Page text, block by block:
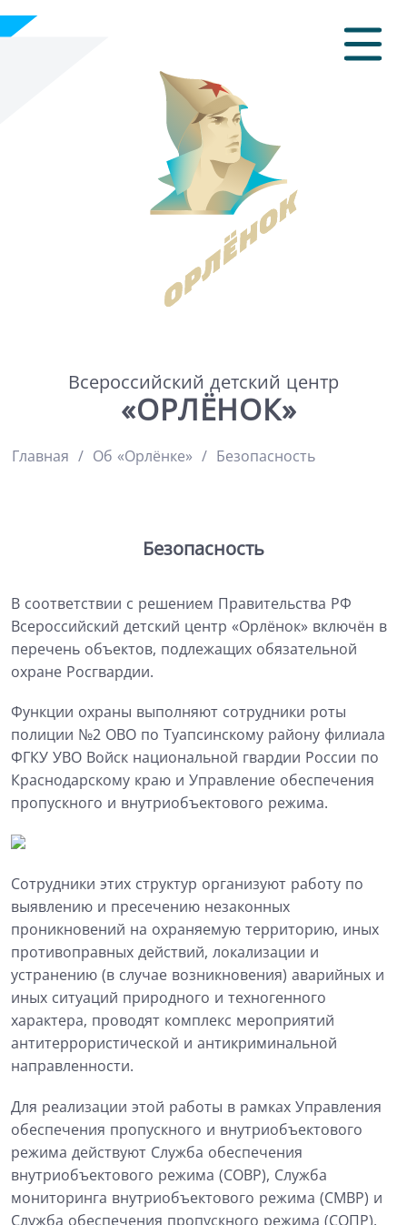
Всероссийский детский центр
«ОРЛЁНОК»
Главная Об «Орлёнке» Безопасность
Безопасность
В соответствии с решением Правительства РФ
Всероссийский детский центр «Орлёнок» включён в
перечень объектов, подлежащих обязательной
охране Росгвардии.
Функции охраны выполняют сотрудники роты
полиции №2 ОВО по Туапсинскому району филиала
ФГКУ УВО Войск национальной гвардии России по
Краснодарскому краю и Управление обеспечения
пропускного и внутриобъектового режима.
Сотрудники этих структур организуют работу по
выявлению и пресечению незаконных
проникновений на охраняемую территорию, иных
противоправных действий, локализации и
устранению (в случае возникновения) аварийных и
иных ситуаций природного и техногенного
характера, проводят комплекс мероприятий
антитеррористической и антикриминальной
направленности.
Для реализации этой работы в рамках Управления
обеспечения пропускного и внутриобъектового
режима действуют Служба обеспечения
внутриобъектового режима (СОВР), Служба
мониторинга внутриобъектового режима (СМВР) и
Служба обеспечения пропускного режима (СОПР).